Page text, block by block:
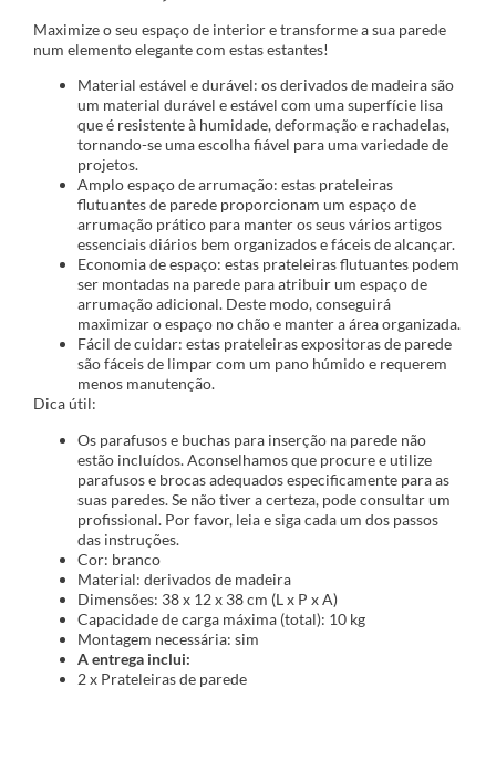
Maximize o seu espaço de interior e transforme a sua parede
num elemento elegante com estas estantes!
Material estável e durável: os derivados de madeira são
um material durável e estável com uma superfície lisa
que é resistente à humidade, deformação e rachadelas,
tornando-se uma escolha fiável para uma variedade de
projetos.
Amplo espaço de arrumação: estas prateleiras
flutuantes de parede proporcionam um espaço de
arrumação prático para manter os seus vários artigos
essenciais diários bem organizados e fáceis de alcançar.
Economia de espaço: estas prateleiras flutuantes podem
ser montadas na parede para atribuir um espaço de
arrumação adicional. Deste modo, conseguirá
maximizar o espaço no chão e manter a área organizada.
Fácil de cuidar: estas prateleiras expositoras de parede
são fáceis de limpar com um pano húmido e requerem
menos manutenção.
Dica útil:
Os parafusos e buchas para inserção na parede não
estão incluídos. Aconselhamos que procure e utilize
parafusos e brocas adequados especificamente para as
suas paredes. Se não tiver a certeza, pode consultar um
profissional. Por favor, leia e siga cada um dos passos
das instruções.
Cor: branco
Material: derivados de madeira
Dimensões: 38 x 12 x 38 cm (L x P x A)
Capacidade de carga máxima (total): 10 kg
Montagem necessária: sim
A entrega inclui:
2 x Prateleiras de parede